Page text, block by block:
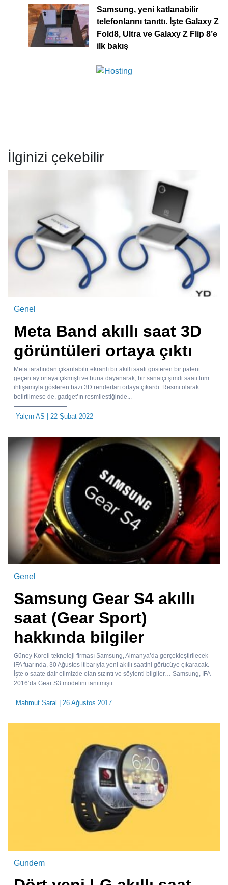
Samsung, yeni katlanabilir
telefonlarını tanıttı. İşte Galaxy Z
Fold8, Ultra ve Galaxy Z Flip 8’e
ilk bakış
İlginizi çekebilir
Genel
Meta Band akıllı saat 3D
görüntüleri ortaya çıktı
Meta tarafından çıkarılabilir ekranlı bir akıllı saati gösteren bir patent
geçen ay ortaya çıkmıştı ve buna dayanarak, bir sanatçı şimdi saati tüm
ihtişamıyla gösteren bazı 3D renderları ortaya çıkardı. Resmi olarak
belirtilmese de, gadget’ın resmileştiğinde...
Yalçın AS | 22 Şubat 2022
Genel
Samsung Gear S4 akıllı
saat (Gear Sport)
hakkında bilgiler
Güney Koreli teknoloji firması Samsung, Almanya’da gerçekleştirilecek
IFA fuarında, 30 Ağustos itibarıyla yeni akıllı saatini görücüye çıkaracak.
İşte o saate dair elimizde olan sızıntı ve söylenti bilgiler… Samsung, IFA
2016’da Gear S3 modelini tanıtmıştı....
Mahmut Saral | 26 Ağustos 2017
Gundem